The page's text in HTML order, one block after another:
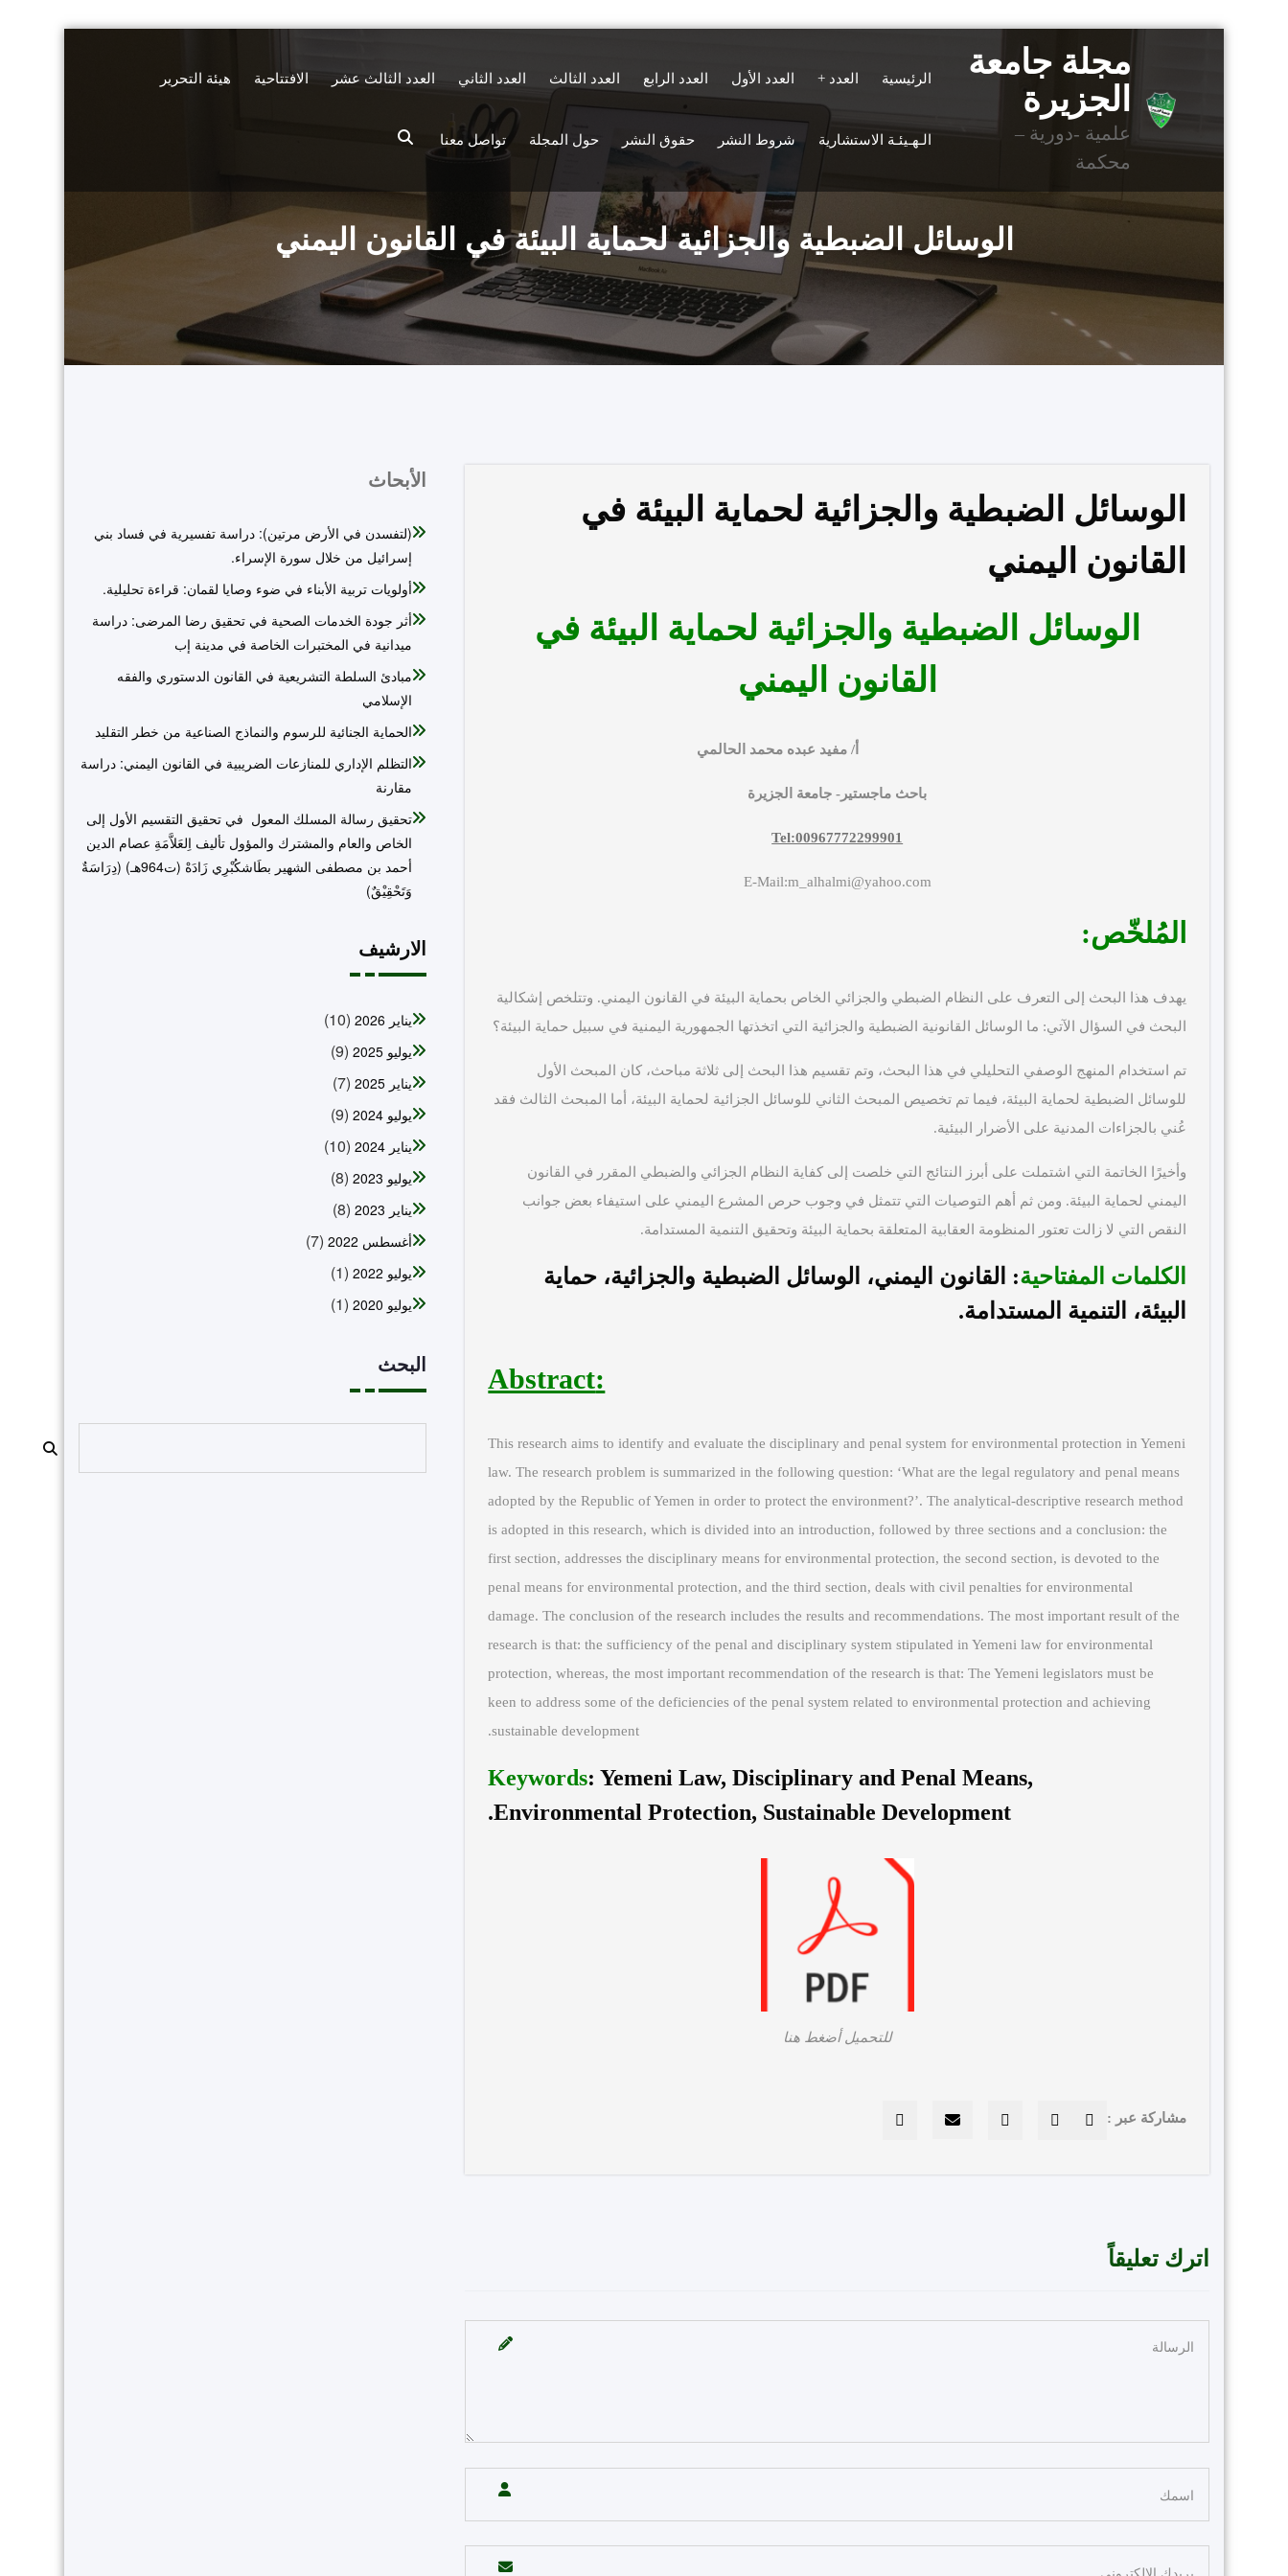
مجلة جامعة
الجزيرة
علمية -دورية –
محكمة
الرئيسية العدد العدد الأول العدد الرابع العدد الثالث العدد الثاني العدد الثالث عشر الافتتاحية هيئة التحرير
الـهـيئـة الاستشارية شروط النشر حقوق النشر حول المجلة تواصل معنا
الوسائل الضبطية والجزائية لحماية البيئة في القانون اليمني
الوسائل الضبطية والجزائية لحماية البيئة في
القانون اليمني
الوسائل الضبطية والجزائية لحماية البيئة في
القانون اليمني
أ/ مفيد عبده محمد الحالمي
باحث ماجستير- جامعة الجزيرة
Tel:00967772299901
E-Mail:m_alhalmi@yahoo.com
المُلخّص:
يهدف هذا البحث إلى التعرف على النظام الضبطي والجزائي الخاص بحماية البيئة في القانون اليمني. وتتلخص إشكالية
البحث في السؤال الآتي: ما الوسائل القانونية الضبطية والجزائية التي اتخذتها الجمهورية اليمنية في سبيل حماية البيئة؟
تم استخدام المنهج الوصفي التحليلي في هذا البحث، وتم تقسيم هذا البحث إلى ثلاثة مباحث، كان المبحث الأول
للوسائل الضبطية لحماية البيئة، فيما تم تخصيص المبحث الثاني للوسائل الجزائية لحماية البيئة، أما المبحث الثالث فقد
عُني بالجزاءات المدنية على الأضرار البيئية.
وأخيرًا الخاتمة التي اشتملت على أبرز النتائج التي خلصت إلى كفاية النظام الجزائي والضبطي المقرر في القانون
اليمني لحماية البيئة. ومن ثم أهم التوصيات التي تتمثل في وجوب حرص المشرع اليمني على استيفاء بعض جوانب
النقص التي لا زالت تعتور المنظومة العقابية المتعلقة بحماية البيئة وتحقيق التنمية المستدامة.
الكلمات المفتاحية:
القانون اليمني، الوسائل الضبطية والجزائية، حماية
البيئة، التنمية المستدامة.
:Abstract
This research aims to identify and evaluate the disciplinary and penal system for environmental protection in Yemeni
law. The research problem is summarized in the following question: ‘What are the legal regulatory and penal means
adopted by the Republic of Yemen in order to protect the environment?’. The analytical-descriptive research method
is adopted in this research, which is divided into an introduction, followed by three sections and a conclusion: the
first section, addresses the disciplinary means for environmental protection, the second section, is devoted to the
penal means for environmental protection, and the third section, deals with civil penalties for environmental
damage. The conclusion of the research includes the results and recommendations. The most important result of the
research is that: the sufficiency of the penal and disciplinary system stipulated in Yemeni law for environmental
protection, whereas, the most important recommendation of the research is that: The Yemeni legislators must be
keen to address some of the deficiencies of the penal system related to environmental protection and achieving
sustainable development.
Keywords: Yemeni Law, Disciplinary and Penal Means,
Environmental Protection, Sustainable Development.
للتحميل أضغط هنا
مشاركة عبر :
اترك تعليقاً
الأبحاث
(لتفسدن في الأرض مرتين): دراسة تفسيرية في فساد بني
إسرائيل من خلال سورة الإسراء.
أولويات تربية الأبناء في ضوء وصايا لقمان: قراءة تحليلية.
أثر جودة الخدمات الصحية في تحقيق رضا المرضى: دراسة
ميدانية في المختبرات الخاصة في مدينة إب
مبادئ السلطة التشريعية في القانون الدستوري والفقه
الإسلامي
الحماية الجنائية للرسوم والنماذج الصناعية من خطر التقليد
التظلم الإداري للمنازعات الضريبية في القانون اليمني: دراسة
مقارنة
تحقيق رسالة المسلك المعول في تحقيق التقسيم الأول إلى
الخاص والعام والمشترك والمؤول تأليف اِلعَلاَّمَةِ عصام الدين
أحمد بن مصطفى الشهير بطَاشكُبْرِي زَادَهْ (ت964هـ) (دِرَاسَةٌ
وَتَحْقِيْقٌ)
الارشيف
يناير 2026 (10)
يوليو 2025 (9)
يناير 2025 (7)
يوليو 2024 (9)
يناير 2024 (10)
يوليو 2023 (8)
يناير 2023 (8)
أغسطس 2022 (7)
يوليو 2022 (1)
يوليو 2020 (1)
البحث